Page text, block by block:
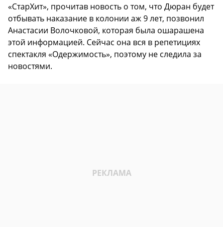
«СтарХит», прочитав новость о том, что Дюран будет
отбывать наказание в колонии аж 9 лет, позвонил
Анастасии Волочковой, которая была ошарашена
этой информацией. Сейчас она вся в репетициях
спектакля «Одержимость», поэтому не следила за
новостями.